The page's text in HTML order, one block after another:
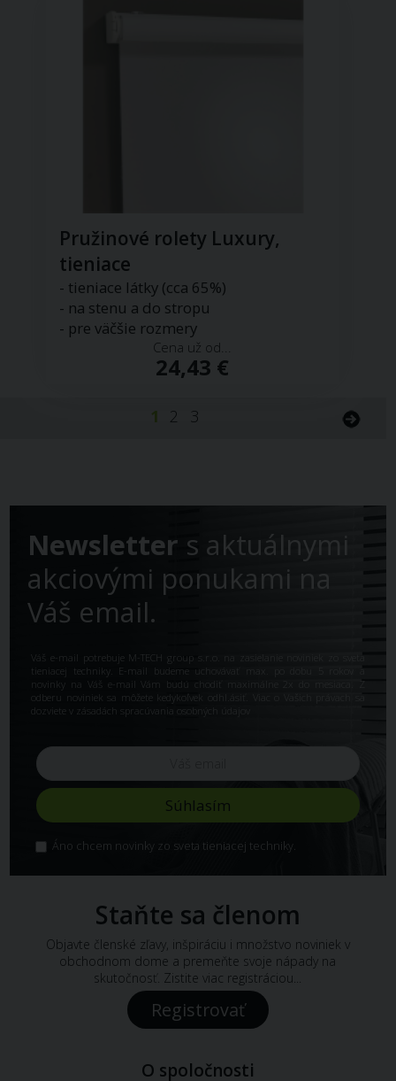
Pružinové rolety Luxury,
tieniace
- tieniace látky (cca 65%)
- na stenu a do stropu
- pre väčšie rozmery
Cena už od...
24,43 €
1 2 3
Newsletter s aktuálnymi
akciovými ponukami na
Váš email.
Váš e-mail potrebuje M-TECH group s.r.o. na zasielanie noviniek zo sveta
tieniacej techniky. E-mail budeme uchovávať max. po dobu 5 rokov a
novinky na Váš e-mail Vám budú chodiť maximálne 2x do mesiaca. Z
odberu noviniek sa môžete kedykoľvek odhl.ásiť. Viac o Vašich právach sa
dozviete v
zásadách spracúvania osobných údajov
Áno chcem novinky zo sveta tieniacej techniky.
Staňte sa členom
Objavte členské zľavy, inšpiráciu i množstvo noviniek v
obchodnom dome a premeňte svoje nápady na
skutočnosť. Zistite viac registráciou...
Registrovať
O spoločnosti